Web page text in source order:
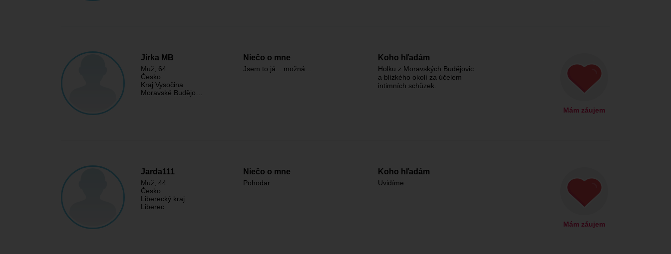
Jirka MB
Muž , 64
Česko
Kraj Vysočina
Moravské Budějo…
Niečo o mne
Jsem to já... možná...
Koho hľadám
Holku z Moravských Budějovic
a blízkého okolí za účelem
intimních schůzek.
Mám záujem
Jarda111
Muž , 44
Česko
Liberecký kraj
Liberec
Niečo o mne
Pohodar
Koho hľadám
Uvidíme
Mám záujem